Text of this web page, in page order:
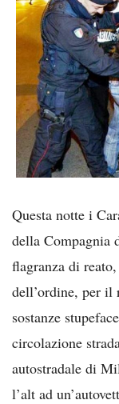
Questa notte i
della Compagnia
flagranza di
dell’ordine, per il
sostanze
circolazione
autostradale di
l’alt ad